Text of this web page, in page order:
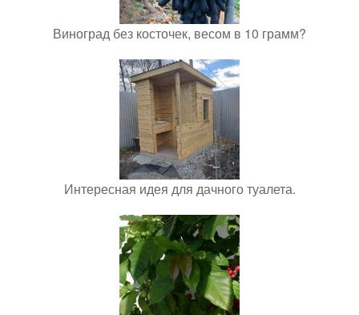
Виноград без косточек, весом в 10 грамм?
Интересная идея для дачного туалета.